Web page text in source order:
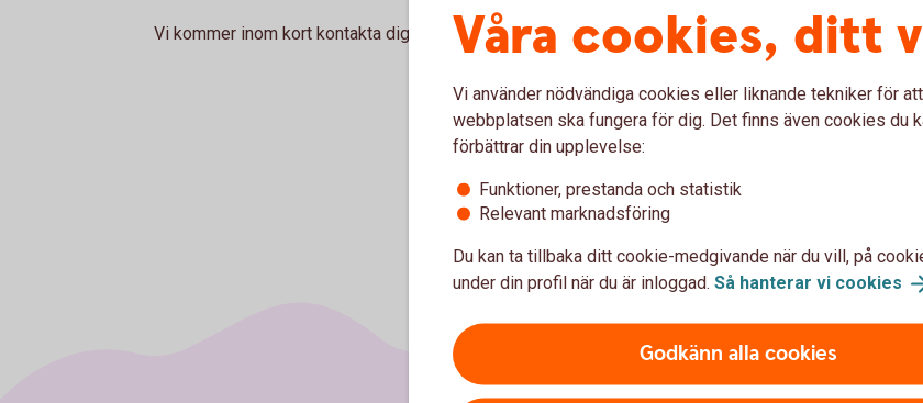
Vi kommer inom kort kontakta dig för att boka in din pensionsrådgivning.
Våra cookies, ditt
Vi använder nödvändiga cookies eller liknande tekniker för att
webbplatsen ska fungera för dig. Det finns även cookies du
förbättrar din upplevelse:
Funktioner, prestanda och statistik
Relevant marknadsföring
Du kan ta tillbaka ditt cookie-medgivande när du vill, på
under din profil när du är inloggad. Så hanterar vi cookies
Godkänn alla cookies